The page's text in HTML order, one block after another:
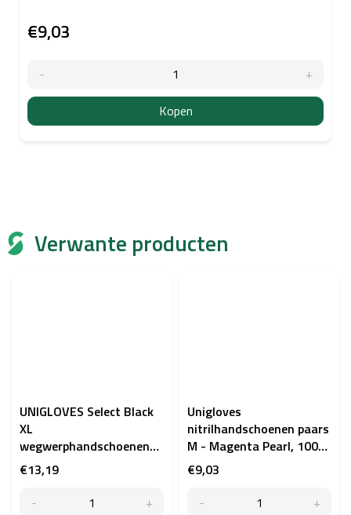
Verwante producten
UNIGLOVES Select Black
XL
wegwerphandschoenen
van latex, maat XL (9-10)
€13,19
Unigloves
nitrilhandschoenen paars
M - Magenta Pearl, 100
stuks
€9,03
€9,03
Kopen